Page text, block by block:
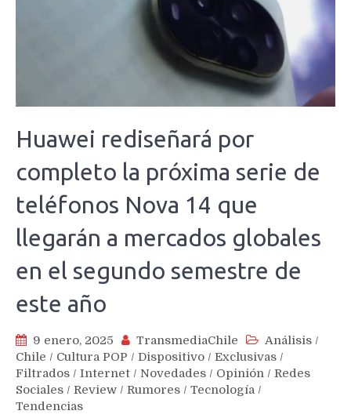
Huawei rediseñará por
completo la próxima serie de
teléfonos Nova 14 que
llegarán a mercados globales
en el segundo semestre de
este año
9 enero, 2025 TransmediaChile Análisis /
Chile / Cultura POP / Dispositivo / Exclusivas /
Filtrados / Internet / Novedades / Opinión / Redes
Sociales / Review / Rumores / Tecnología /
Tendencias